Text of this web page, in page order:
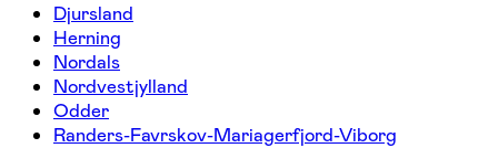
Djursland
Herning
Nordals
Nordvestjylland
Odder
Randers-Favrskov-Mariagerfjord-Viborg